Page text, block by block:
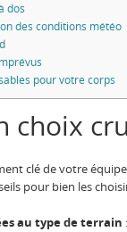
dos
des conditions météo
pour votre corps
choix
clé de votre
pour bien les
au type de terrain